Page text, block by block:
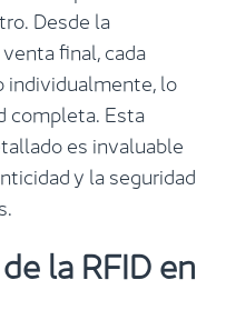
Desde la
final, cada
individualmente, lo
completa. Esta
es invaluable
y la seguridad
la RFID en